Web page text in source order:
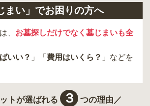
区 墨田区
杉並区
まい」でお困りの方へ
、 お墓探しだけでなく墓じまいも全
いい？ 」「 費用はいくら？ 」などを
トが選ばれる ３ つの理由／